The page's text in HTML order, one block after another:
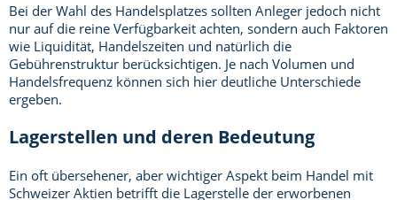
Bei der Wahl des Handelsplatzes sollten Anleger jedoch nicht
nur auf die reine Verfügbarkeit achten, sondern auch Faktoren
wie Liquidität, Handelszeiten und natürlich die
Gebührenstruktur berücksichtigen. Je nach Volumen und
Handelsfrequenz können sich hier deutliche Unterschiede
ergeben.
Lagerstellen und deren Bedeutung
Ein oft übersehener, aber wichtiger Aspekt beim Handel mit
Schweizer Aktien betrifft die Lagerstelle der erworbenen